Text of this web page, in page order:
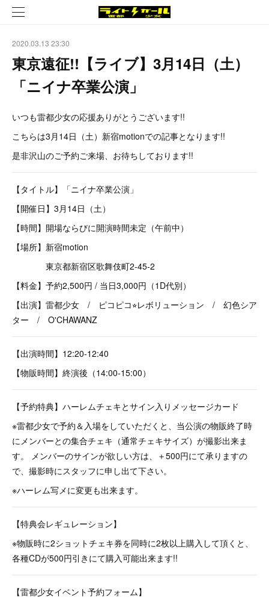
2020.03.13 23:30
東京遠征!!【ライブ】3月14日（土）
「ニイナ卒業公演」
いつも雷都少女の応援ありがとうございます!!
こちらは3月14日（土）新宿motionでの記事となります!!
是非沢山のご予約ご来場、お待ちしております!!
【タイトル】「ニイナ卒業公演」
【開催日】3月14日（土）
【時間】開場ならびに開演時間未定（午前中）
【場所】新宿motion
東京都新宿区歌舞伎町2-45-2
【料金】予約2,500円 / 当日3,000円（1D代別）
【出演】雷都少女 / ピコピコ⭐︎レボリューション / 幻色シア
ター / O'CHAWANZ
【出演時間】12:20-12:40
【物販時間】終演後（14:00-15:00）
【予約特典】ハーレムチェキとサイン入りメッセージカード
※雷都少女で予約＆入場をしていただくと、当公演の物販終了時
にメンバーとの集合チェキ（通常チェキサイズ）が撮影出来ま
す。 メンバーのサインが欲しい方は、＋500円にて承りますの
で、撮影時にスタッフに申し出て下さい。
※ハーレム写メに変更も出来ます。
【特典会レギュレーション】
※物販時に2ショットチェキ券を同時に2枚以上購入して頂くと、
各種CDが500円引きにて購入可能出来ます!!
【雷都少女イベント予約フォーム】